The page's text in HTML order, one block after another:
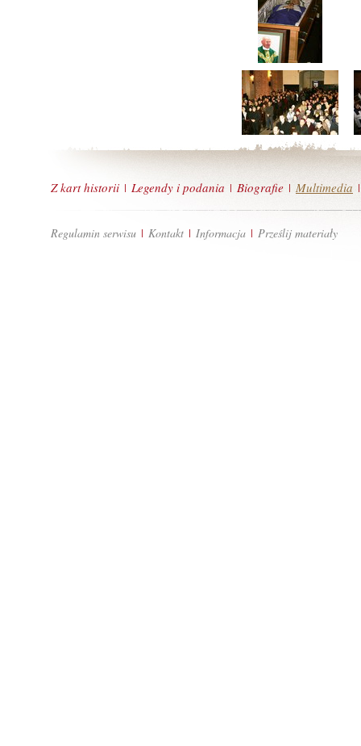
Z kart historii | Legendy i podania | Biografie | Multimedia |
Regulamin serwisu | Kontakt | Informacja | Prześlij materiały